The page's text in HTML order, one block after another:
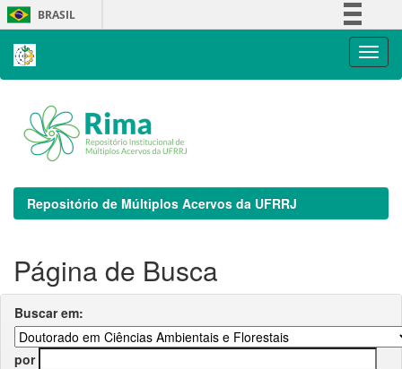
Skip
navigation
BRASIL
Repositório de Múltiplos Acervos da UFRRJ
Página de Busca
Buscar em:
por